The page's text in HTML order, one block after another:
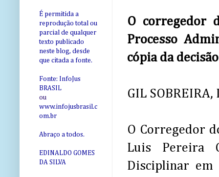
O corregedor
Processo
cópia da
GIL SOBREIRA,
O Corregedor
Luis Pereira
Disciplinar em
É permitida a
reprodução total ou
parcial de qualquer
texto publicado
neste blog, desde
que citada a fonte.
Fonte: InfoJus
BRASIL
ou
www.infojusbrasil.c
om.br
Abraço a todos.
EDINALDO GOMES
DA SILVA